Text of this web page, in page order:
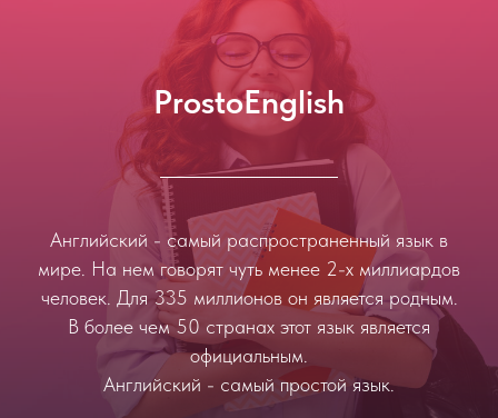
ProstoEnglish
Английский - самый распространенный язык в
мире. На нем говорят чуть менее 2-х миллиардов
человек. Для 335 миллионов он является родным.
В более чем 50 странах этот язык является
официальным.
Английский - самый простой язык.